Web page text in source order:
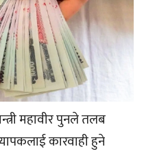
महावीर पुनले तलब
कारवाही हुने